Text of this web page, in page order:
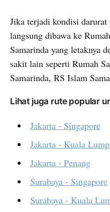
Jika terjadi kondisi darurat
langsung dibawa ke
Samarinda yang letaknya
sakit lain seperti Rumah
Samarinda, RS Islam
Lihat juga rute popular
Jakarta - Singapore
Jakarta - Kuala
Jakarta - Penang
Surabaya - Singapore
Surabaya - Kuala